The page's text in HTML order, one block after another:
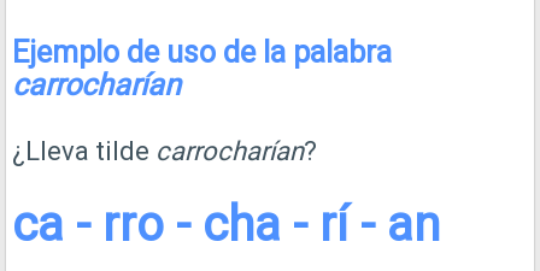
Ejemplo de uso de la palabra
carrocharían
¿Lleva tilde carrocharían?
ca - rro - cha - rí - an